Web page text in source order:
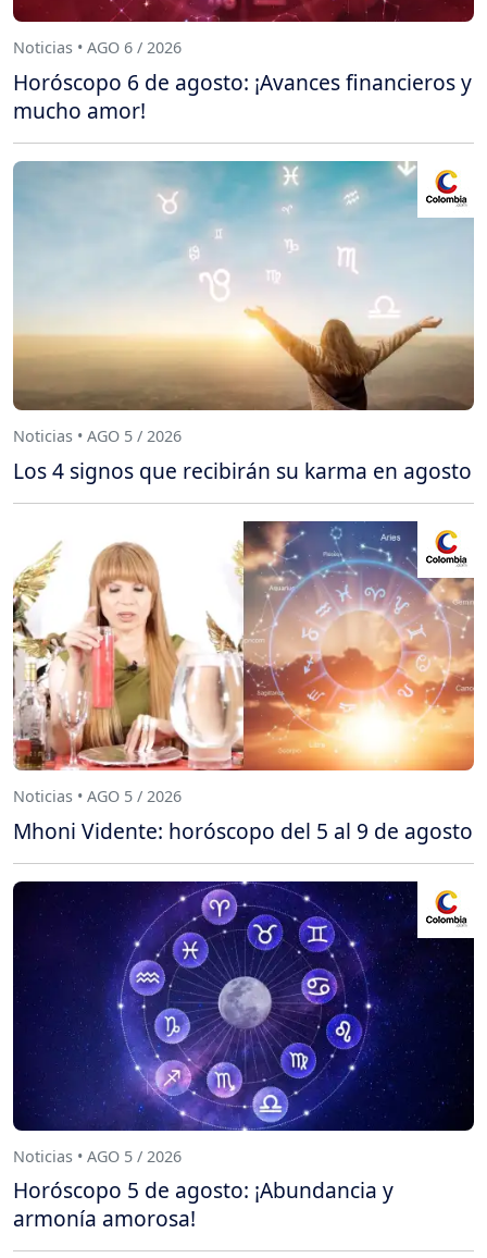
Noticias • AGO 6 / 2026
Horóscopo 6 de agosto: ¡Avances financieros y
mucho amor!
Noticias • AGO 5 / 2026
Los 4 signos que recibirán su karma en agosto
Noticias • AGO 5 / 2026
Mhoni Vidente: horóscopo del 5 al 9 de agosto
Noticias • AGO 5 / 2026
Horóscopo 5 de agosto: ¡Abundancia y
armonía amorosa!